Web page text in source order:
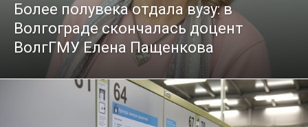
Более полувека отдала вузу: в
Волгограде скончалась доцент
ВолгГМУ Елена Пащенкова